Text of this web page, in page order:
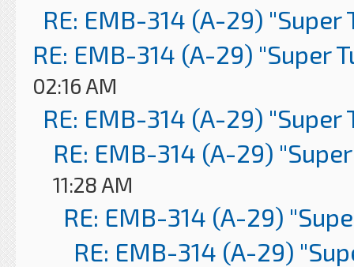
RE: EMB-314 (A-29) "Super
RE: EMB-314 (A-29) "Super
02:16 AM
RE: EMB-314 (A-29) "Super
RE: EMB-314 (A-29)
11:28 AM
RE: EMB-314 (A-29)
RE: EMB-314 (A-29)